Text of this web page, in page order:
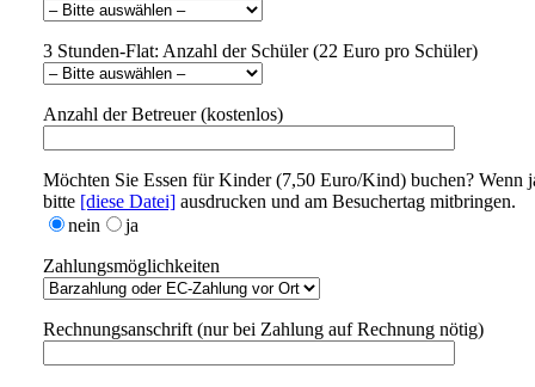
3 Stunden-Flat: Anzahl der Schüler (22 Euro pro Schüler)
Anzahl der Betreuer (kostenlos)
Möchten Sie Essen für Kinder (7,50 Euro/Kind) buchen? Wenn
bitte [diese Datei]ausdrucken und am Besuchertag mitbringen.
nein
ja
Zahlungsmöglichkeiten
Rechnungsanschrift (nur bei Zahlung auf Rechnung nötig)